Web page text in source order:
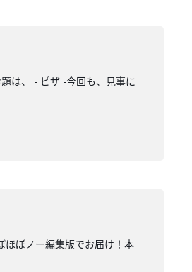
は、 - ピザ -今回も、見事に
ほぼノー編集版でお届け！本